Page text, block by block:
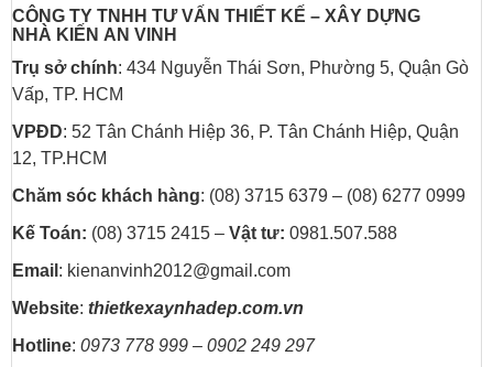
CÔNG TY TNHH TƯ VẤN THIẾT KẾ – XÂY DỰNG
NHÀ KIẾN AN VINH
Trụ sở chính: 434 Nguyễn Thái Sơn, Phường 5, Quận Gò
Vấp, TP. HCM
VPĐD: 52 Tân Chánh Hiệp 36, P. Tân Chánh Hiệp, Quận
12, TP.HCM
Chăm sóc khách hàng: (08) 3715 6379 – (08) 6277 0999
Kế Toán: (08) 3715 2415 – Vật tư: 0981.507.588
Email : kienanvinh2012@gmail.com
Website: thietkexaynhadep.com.vn
Hotline: 0973 778 999 – 0902 249 297